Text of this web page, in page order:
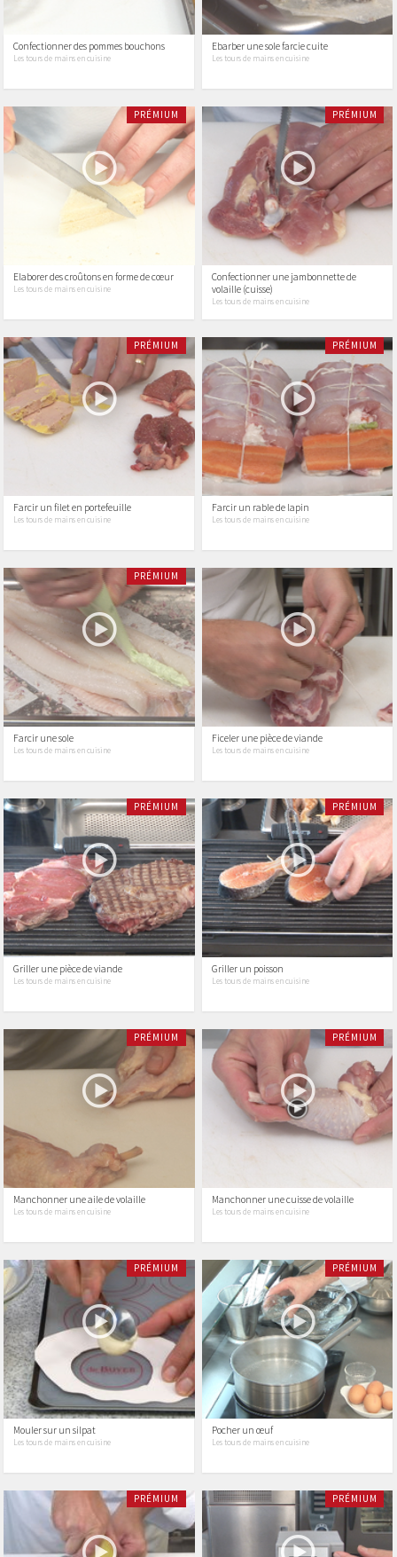
Confectionner des pommes bouchons
Les tours de mains en cuisine
Ebarber une sole farcie cuite
Les tours de mains en cuisine
PRÉMIUM
Elaborer des croûtons en forme de cœur
Les tours de mains en cuisine
PRÉMIUM
Confectionner une jambonnette de
volaille (cuisse)
Les tours de mains en cuisine
PRÉMIUM
Farcir un filet en portefeuille
Les tours de mains en cuisine
PRÉMIUM
Farcir un rable de lapin
Les tours de mains en cuisine
PRÉMIUM
Farcir une sole
Les tours de mains en cuisine
Ficeler une pièce de viande
Les tours de mains en cuisine
PRÉMIUM
Griller une pièce de viande
Les tours de mains en cuisine
PRÉMIUM
Griller un poisson
Les tours de mains en cuisine
PRÉMIUM
Manchonner une aile de volaille
Les tours de mains en cuisine
PRÉMIUM
Manchonner une cuisse de volaille
Les tours de mains en cuisine
PRÉMIUM
Mouler sur un silpat
Les tours de mains en cuisine
PRÉMIUM
Pocher un œuf
Les tours de mains en cuisine
PRÉMIUM PRÉMIUM